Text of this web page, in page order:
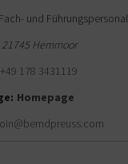
und Führungspersonal
21745Hemmoor
+49 178 3431119
Homepage